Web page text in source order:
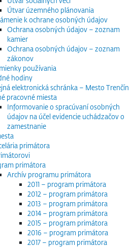
Útvar územného plánovania
k ochrane osobných údajov
Ochrana osobných údajov – zoznam
kamier
Ochrana osobných údajov – zoznam
zákonov
používania
hodiny
elektronická schránka – Mesto Trenčín
pracovné miesta
Informovanie o spracúvaní osobných
údajov na účel evidencie uchádzačov o
zamestnanie
primátora
primátora
Archív programu primátora
2011 – program primátora
2012 – program primátora
2013 – program primátora
2014 – program primátora
2015 – program primátora
2016 – program primátora
2017 – program primátora